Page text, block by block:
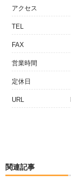
アクセス
TEL
FAX
営業時間
定休日
URL
関連記事